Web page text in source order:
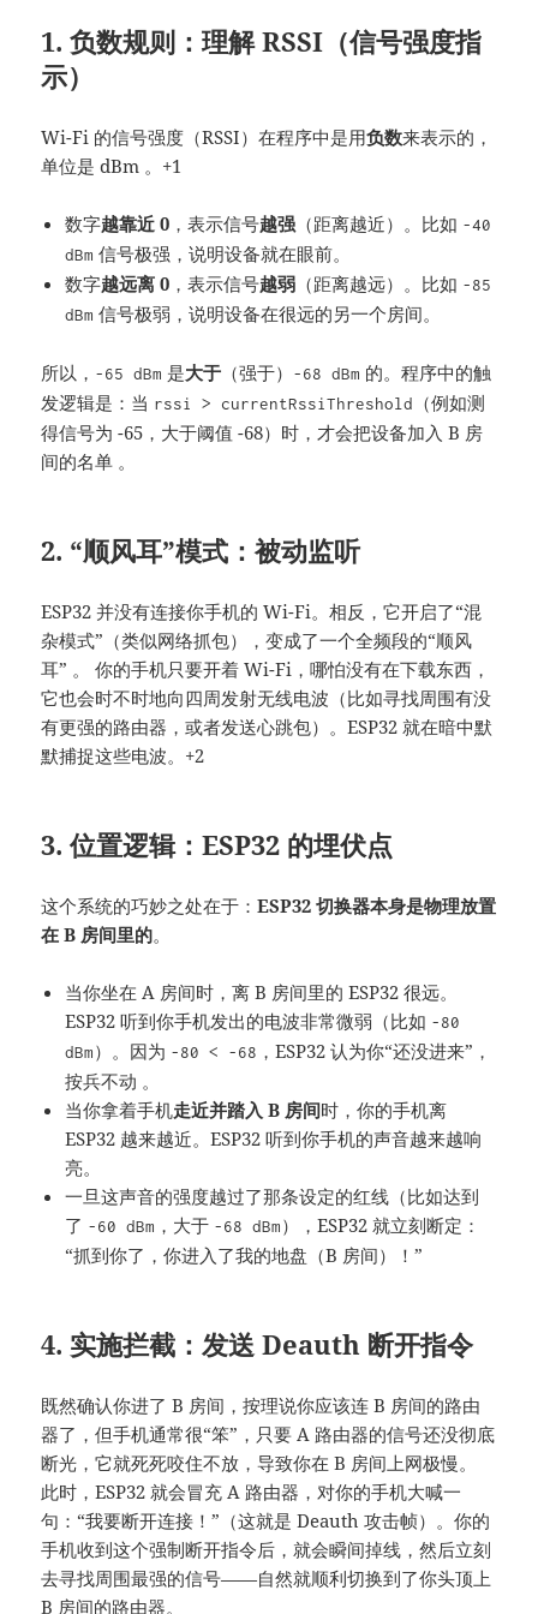
1. 负数规则：理解 RSSI（信号强度指
示）
Wi-Fi 的信号强度（RSSI）在程序中是用负数来表示的，
单位是 dBm 。+1
数字越靠近 0 ，表示信号越强 （距离越近）。比如 -40
dBm 信号极强，说明设备就在眼前。
数字越远离 0 ，表示信号越弱 （距离越远）。比如 -85
dBm 信号极弱，说明设备在很远的另一个房间。
所以， -65 dBm 是大于 （强于） -68 dBm 的。程序中的触
发逻辑是：当 rssi > currentRssiThreshold
（例如测
得信号为 -65，大于阈值 -68）时，才会把设备加入 B 房
间的名单 。
2. “顺风耳”模式：被动监听
ESP32 并没有连接你手机的 Wi-Fi。相反，它开启了“混
杂模式”（类似网络抓包），变成了一个全频段的“顺风
耳” 。 你的手机只要开着 Wi-Fi，哪怕没有在下载东西，
它也会时不时地向四周发射无线电波（比如寻找周围有没
有更强的路由器，或者发送心跳包） 。ESP32 就在暗中默
默捕捉这些电波。+2
3. 位置逻辑：ESP32 的埋伏点
这个系统的巧妙之处在于：ESP32 切换器本身是物理放置
在 B 房间里的。
当你坐在 A 房间时，离 B 房间里的 ESP32 很远。
ESP32 听到你手机发出的电波非常微弱（比如 -80
dBm）。因为 -80 < -68 ，ESP32 认为你“还没进来”，
按兵不动 。
当你拿着手机走近并踏入 B 房间时，你的手机离
ESP32 越来越近。ESP32 听到你手机的声音越来越响
亮。
一旦这声音的强度越过了那条设定的红线（比如达到
了 -60 dBm ，大于 -68 dBm），ESP32 就立刻断定：
“抓到你了，你进入了我的地盘（B 房间）！”
4. 实施拦截：发送 Deauth 断开指令
既然确认你进了 B 房间，按理说你应该连 B 房间的路由
器了，但手机通常很“笨”，只要 A 路由器的信号还没彻底
断光，它就死死咬住不放，导致你在 B 房间上网极慢。
此时，ESP32 就会冒充 A 路由器，对你的手机大喊一
句：“我要断开连接！”（这就是 Deauth 攻击帧） 。你的
手机收到这个强制断开指令后，就会瞬间掉线，然后立刻
去寻找周围最强的信号——自然就顺利切换到了你头顶上
B 房间的路由器。